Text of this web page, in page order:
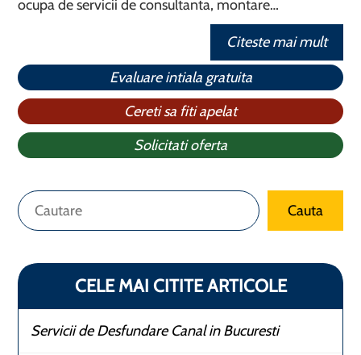
ocupa de servicii de consultanta, montare…
Citeste mai mult
Evaluare intiala gratuita
Cereti sa fiti apelat
Solicitati oferta
Caută Cauta
CELE MAI CITITE ARTICOLE
Servicii de Desfundare Canal in Bucuresti